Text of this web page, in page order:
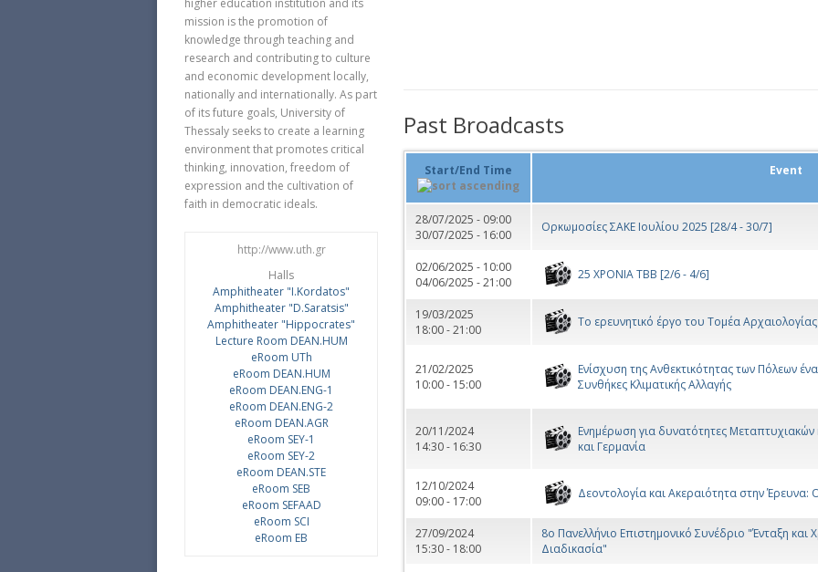
higher education institution and its
mission is the promotion of
knowledge through teaching and
research and contributing to culture
and economic development locally,
nationally and internationally. As part
of its future goals, University of
Thessaly seeks to create a learning
environment that promotes critical
thinking, innovation, freedom of
expression and the cultivation of
faith in democratic ideals.
http://www.uth.gr
Halls
Amphitheater "I.Κordatos"
Amphitheater "D.Saratsis"
Amphitheater "Hippocrates"
Lecture Room DEAN.HUM
eRoom UTh
eRoom DEAN.HUM
eRoom DEAN.ENG-1
eRoom DEAN.ENG-2
eRoom DEAN.AGR
eRoom SEY-1
eRoom SEY-2
eRoom DEAN.STE
eRoom SEB
eRoom SEFAAD
eRoom SCI
eRoom EB
Past Broadcasts
Start/End Time Event
28/07/2025 - 09:00
30/07/2025 - 16:00
Ορκωμοσίες ΣΑΚΕ Ιουλίου 2025 [28/4 - 30/7]
02/06/2025 - 10:00
04/06/2025 - 21:00
25 ΧΡΟΝΙΑ ΤΒΒ [2/6 - 4/6]
19/03/2025
18:00 - 21:00
To ερευνητικό έργο του Τομέα
21/02/2025
10:00 - 15:00
Ενίσχυση της Ανθεκτικότητας των Πόλεων
Συνθήκες Κλιματικής Αλλαγής
20/11/2024
14:30 - 16:30
Ενημέρωση για δυνατότητες
και Γερμανία
12/10/2024
09:00 - 17:00
Δεοντολογία και Ακεραιότητα στην Έρευνα:
27/09/2024
15:30 - 18:00
8ο Πανελλήνιο Επιστημονικό Συνέδριο "Ένταξη και
Διαδικασία"